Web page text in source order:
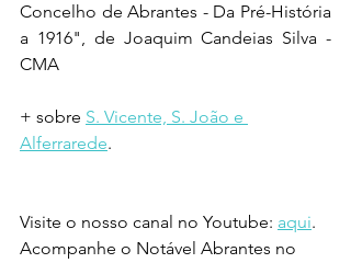
Concelho de Abrantes - Da Pré-História
a 1916", de Joaquim Candeias Silva -
CMA
+ sobre S. Vicente, S. João e
Alferrarede.
Visite o nosso canal no Youtube: aqui.
Acompanhe o Notável Abrantes no